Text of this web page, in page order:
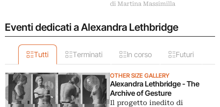
di Martina Massimilla
Eventi dedicati a Alexandra Lethbridge
Tutti Terminati In corso Futuri
OTHER SIZE GALLERY
Alexandra Lethbridge - The
Archive of Gesture
Il progetto inedito di